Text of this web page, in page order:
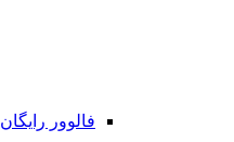
فالوور رایگان